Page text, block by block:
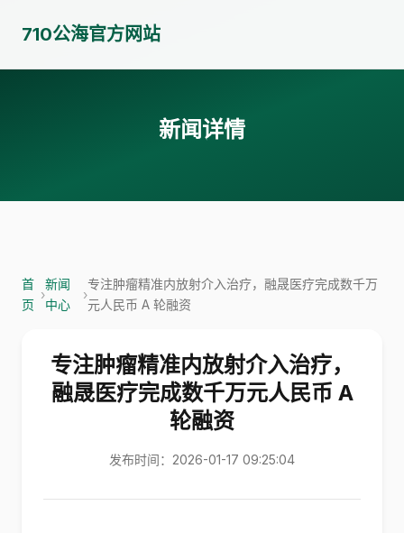
710公海官方网站
新闻详情
首
页
›
新闻
中心
›
专注肿瘤精准内放射介入治疗，融晟医疗完成数千万
元人民币 A 轮融资
专注肿瘤精准内放射介入治疗，
融晟医疗完成数千万元人民币 A
轮融资
发布时间：2026-01-17 09:25:04